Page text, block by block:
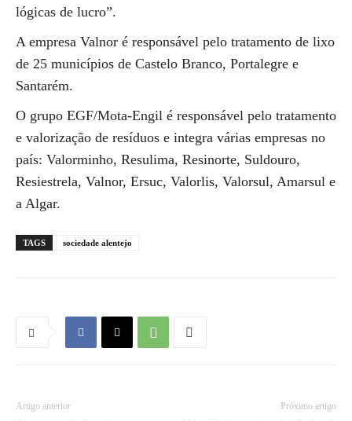
lógicas de lucro”.
A empresa Valnor é responsável pelo tratamento de lixo
de 25 municípios de Castelo Branco, Portalegre e
Santarém.
O grupo EGF/Mota-Engil é responsável pelo tratamento
e valorização de resíduos e integra várias empresas no
país: Valorminho, Resulima, Resinorte, Suldouro,
Resiestrela, Valnor, Ersuc, Valorlis, Valorsul, Amarsul e
a Algar.
TAGS sociedade alentejo
Artigo anterior Próximo artigo